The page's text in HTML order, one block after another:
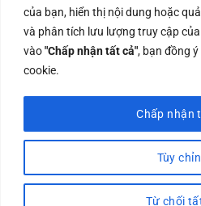
của bạn, hiển thị nội dung hoặc
và phân tích lưu lượng truy cập
vào"Chấp nhận tất cả", bạn đồng
cookie.
Tùy
Từ chối
Chấp nhận
Công ty TNHH Nam Bình Xương
cấp ngày 14/06/2019 bởi Sở
Nội
Copyrights @2023 Nam Binh